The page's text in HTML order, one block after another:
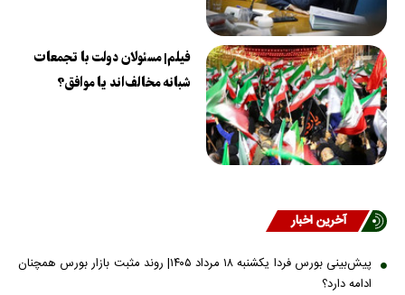
فیلم| مسئولان دولت با تجمعات
شبانه مخالف‌اند یا موافق؟
آخرین اخبار
پیش‌بینی بورس فردا یکشنبه ۱۸ مرداد ۱۴۰۵| روند مثبت بازار بورس همچنان
ادامه دارد؟